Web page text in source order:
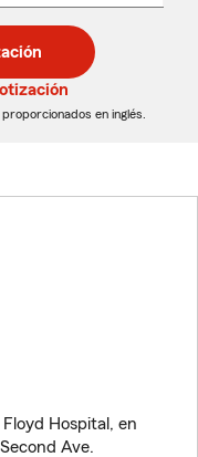
en inglés.
Hospital, en
Ave.